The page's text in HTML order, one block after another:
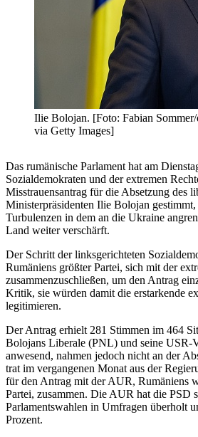
Ilie Bolojan. [Foto: Fabian
via Getty Images]
Das rumänische Parlament hat am
Sozialdemokraten und der extremen
Misstrauensantrag für die Absetzung des
Ministerpräsidenten Ilie Bolojan
Turbulenzen in dem an die Ukraine
Land weiter verschärft.
Der Schritt der linksgerichteten
Rumäniens größter Partei, sich mit der
zusammenzuschließen, um den Antrag
Kritik, sie würden damit die erstarkende
legitimieren.
Der Antrag erhielt 281 Stimmen im 464
Bolojans Liberale (PNL) und seine USR-
anwesend, nahmen jedoch nicht an der
trat im vergangenen Monat aus der
für den Antrag mit der AUR, Rumäniens
Partei, zusammen. Die AUR hat die PSD
Parlamentswahlen in Umfragen überholt
Prozent.